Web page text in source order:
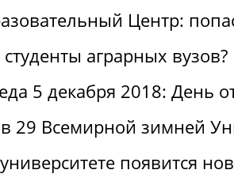
Центр:
аграрных вузов?
5 декабря 2018: День
29 Всемирной зимней
появится